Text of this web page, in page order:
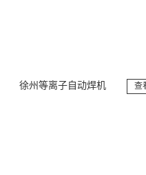
查看详
徐州等离子自动焊机